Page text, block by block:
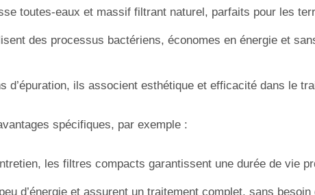
toutes-eaux et massif filtrant naturel, parfaits pour les
des processus bactériens, économes en énergie et
d’épuration, ils associent esthétique et efficacité dans le
spécifiques, par exemple :
les filtres compacts garantissent une durée de vie
d’énergie et assurent un traitement complet, sans besoin